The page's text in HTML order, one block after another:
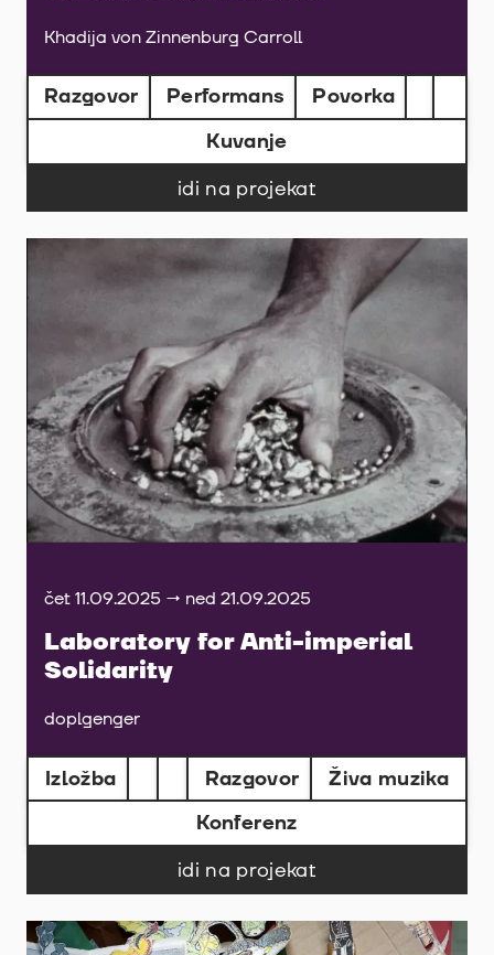
Khadija von Zinnenburg Carroll
Razgovor Performans
Povorka
Kuvanje
idi na projekat
čet 11.09.2025 → ned 21.09.2025
Laboratory for Anti-imperial
Solidarity
doplgenger
Izložba Razgovor
Živa muzika
Konferenz
idi na projekat